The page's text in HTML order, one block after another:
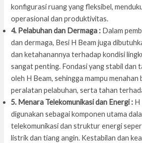
konfigurasi ruang yang fleksibel,
operasional dan produktivitas.
4. Pelabuhan dan Dermaga : Dalam
dan dermaga, Besi H Beam juga
dan ketahanannya terhadap kondisi
sangat penting. Fondasi yang stabil dan
oleh H Beam, sehingga mampu menahan
peralatan pelabuhan, serta tahan
5. Menara Telekomunikasi dan Energi : H
digunakan sebagai komponen utama
telekomunikasi dan struktur energi
listrik dan tiang angin. Kestabilan dan